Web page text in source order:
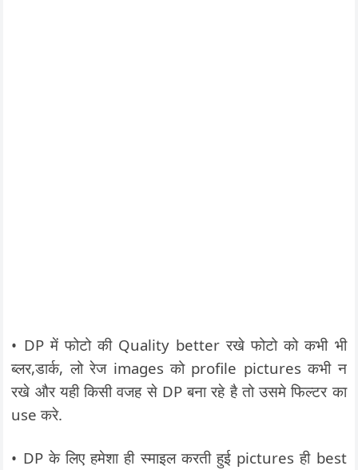
• DP में फोटो की Quality better रखे फोटो को कभी भी
ब्लर,डार्क, लो रेज images को profile pictures कभी न
रखे और यही किसी वजह से DP बना रहे है तो उसमे फिल्टर का
use करे.
• DP के लिए हमेशा ही स्माइल करती हुई pictures ही best